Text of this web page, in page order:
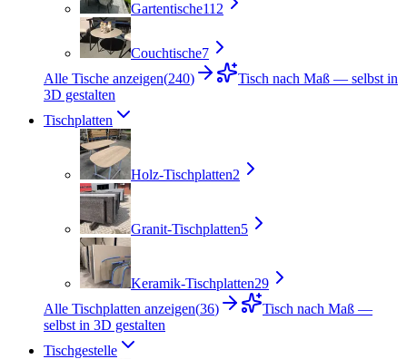
Gartentische112
Couchtische7
Alle Tische anzeigen(240)
Tisch nach Maß — selbst in
3D gestalten
Tischplatten
Holz-Tischplatten2
Granit-Tischplatten5
Keramik-Tischplatten29
Alle Tischplatten anzeigen(36)
Tisch nach Maß —
selbst in 3D gestalten
Tischgestelle